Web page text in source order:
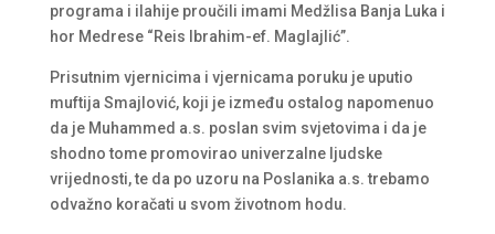
programa i ilahije proučili imami Medžlisa Banja Luka i
hor Medrese “Reis Ibrahim-ef. Maglajlić”.
Prisutnim vjernicima i vjernicama poruku je uputio
muftija Smajlović, koji je između ostalog napomenuo
da je Muhammed a.s. poslan svim svjetovima i da je
shodno tome promovirao univerzalne ljudske
vrijednosti, te da po uzoru na Poslanika a.s. trebamo
odvažno koračati u svom životnom hodu.